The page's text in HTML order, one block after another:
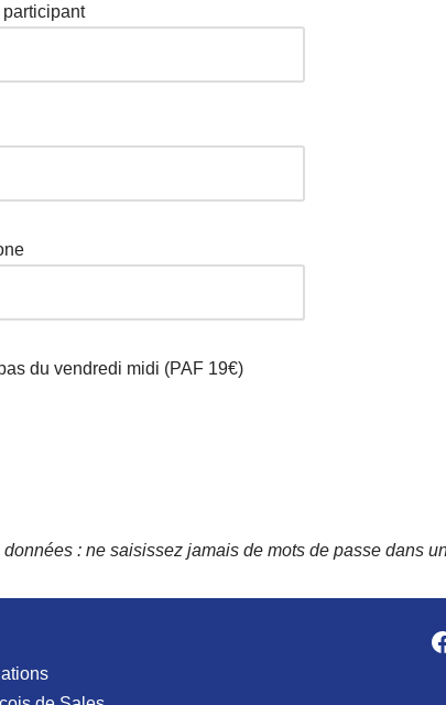
participant
du vendredi midi (PAF 19€)
: ne saisissez jamais de mots de passe dans